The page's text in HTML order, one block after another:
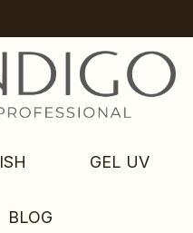
GEL UV
BLOG